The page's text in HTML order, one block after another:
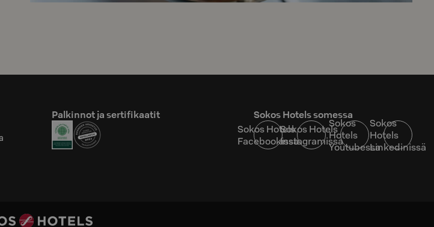
Palkinnot ja sertifikaatit
Sokos Hotels somessa
Sokos Hotels
Facebookissa
Sokos Hotels
Instagramissa
Sokos
Hotels
Youtubessa
Sokos
Hotels
Linkedinissä